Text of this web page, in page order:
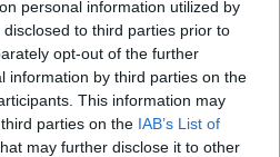
personal information utilized by
to third parties prior to
opt-out of the further
information by third parties on the
This information may
parties on the IAB’s List of
may further disclose it to other
Δημοφιλή
στα Χανιά